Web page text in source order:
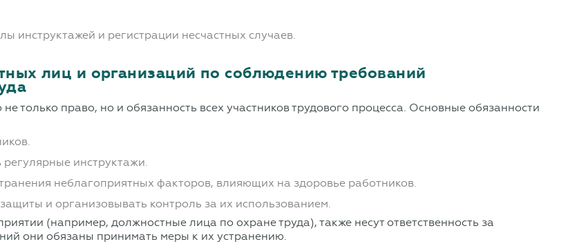
инструктажей и регистрации несчастных случаев.
лиц и организаций по соблюдению требований
только право, но и обязанность всех участников трудового процесса. Основные обязанности
инструктажи.
неблагоприятных факторов, влияющих на здоровье работников.
и организовывать контроль за их использованием.
(например, должностные лица по охране труда), также несут ответственность за
они обязаны принимать меры к их устранению.